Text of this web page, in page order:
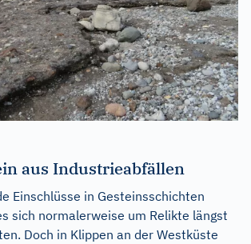
aus Industrieabfällen
Einschlüsse in Gesteinsschichten
sich normalerweise um Relikte längst
Doch in Klippen an der Westküste